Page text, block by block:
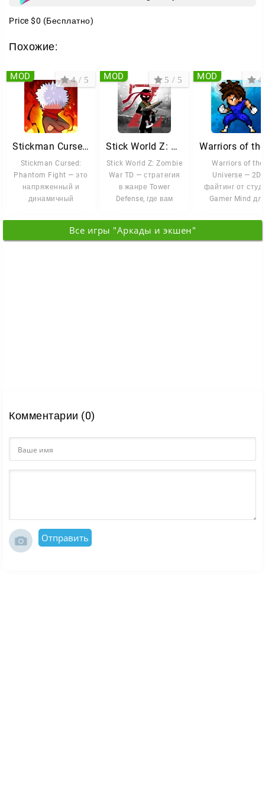
Price $0 (Бесплатно)
Похожие:
Stickman Cursed: Phantom Fight
Stickman Cursed:
Phantom Fight — это
напряженный и
динамичный
вам предстоит
4 / 5
MOD
Stick World Z: Zombie War TD
Stick World Z: Zombie
War TD — стратегия
в жанре Tower
Defense, где вам
оборонять
5 / 5
MOD
Warriors of the
Universe — 2D-
файтинг от
Gamer Mind
зрелищных
4
MOD
Все игры "Аркады и экшен"
Комментарии (0)
Отправить